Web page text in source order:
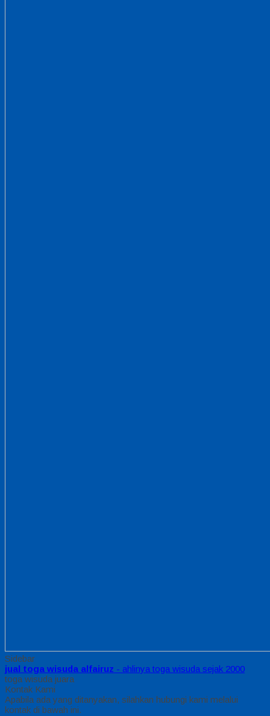
Sidebar
jual toga wisuda alfairuz - ahlinya toga wisuda sejak 2000
toga wisuda juara
Kontak Kami
Apabila ada yang ditanyakan, silahkan hubungi kami melalui
kontak di bawah ini.